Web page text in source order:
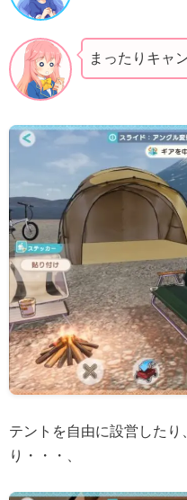
まったりキャ
テントを自由に設営したり
り・・・、